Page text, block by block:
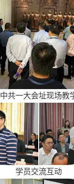
中共一大会址现场教
学员交流互动